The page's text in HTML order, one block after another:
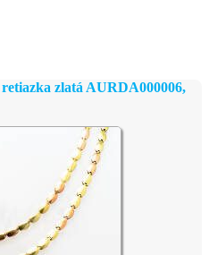
zlatá AURDA000006,